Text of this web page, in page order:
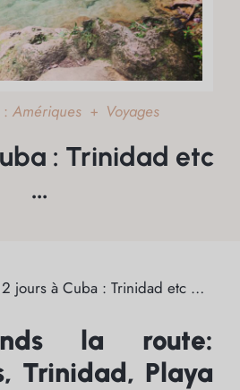
: Amériques + Voyages
: Trinidad etc
…
jours à Cuba : Trinidad etc …
la route:
Trinidad, Playa